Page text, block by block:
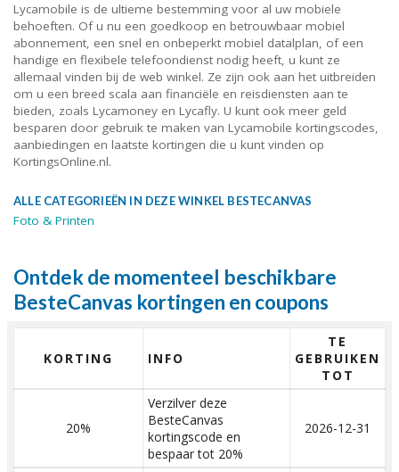
Lycamobile is de ultieme bestemming voor al uw mobiele
behoeften. Of u nu een goedkoop en betrouwbaar mobiel
abonnement, een snel en onbeperkt mobiel datalplan, of een
handige en flexibele telefoondienst nodig heeft, u kunt ze
allemaal vinden bij de web winkel. Ze zijn ook aan het uitbreiden
om u een breed scala aan financiële en reisdiensten aan te
bieden, zoals Lycamoney en Lycafly. U kunt ook meer geld
besparen door gebruik te maken van Lycamobile kortingscodes,
aanbiedingen en laatste kortingen die u kunt vinden op
KortingsOnline.nl.
ALLE CATEGORIEËN IN DEZE WINKEL BESTECANVAS
Foto & Printen
Ontdek de momenteel beschikbare
BesteCanvas kortingen en coupons
KORTING INFO
TE
GEBRUIKEN
TOT
20%
Verzilver deze
BesteCanvas
kortingscode en
bespaar tot 20%
2026-12-31